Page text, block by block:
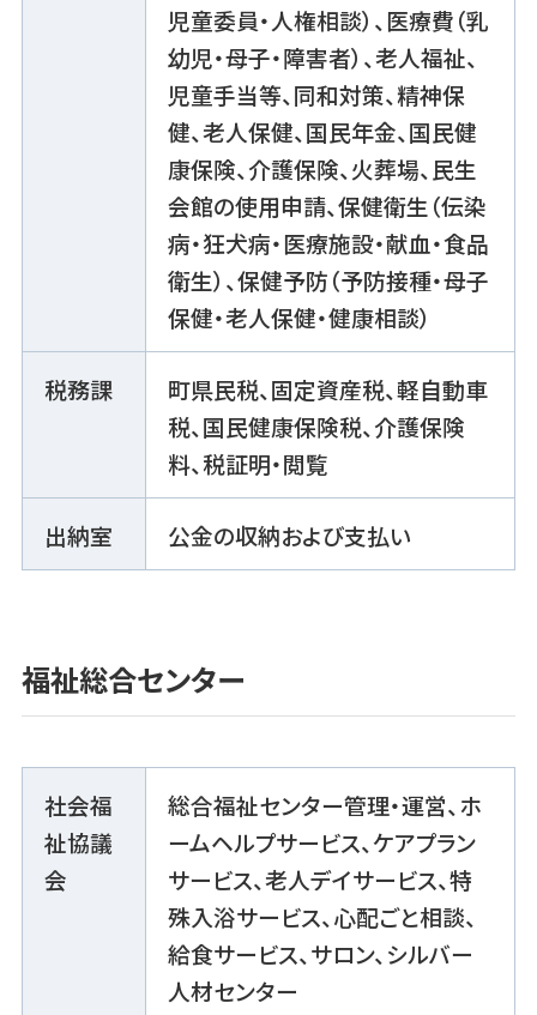
児童委員・人権相談）、医療費（乳
幼児・母子・障害者）、老人福祉、
児童手当等、同和対策、精神保
健、老人保健、国民年金、国民健
康保険、介護保険、火葬場、民生
会館の使用申請、保健衛生（伝染
病・狂犬病・医療施設・献血・食品
衛生）、保健予防（予防接種・母子
保健・老人保健・健康相談）
税務課
町県民税、固定資産税、軽自動車
税、国民健康保険税、介護保険
料、税証明・閲覧
出納室 公金の収納および支払い
福祉総合センター
社会福
祉協議
会
総合福祉センター管理・運営、ホ
ームヘルプサービス、ケアプラン
サービス、老人デイサービス、特
殊入浴サービス、心配ごと相談、
給食サービス、サロン、シルバー
人材センター